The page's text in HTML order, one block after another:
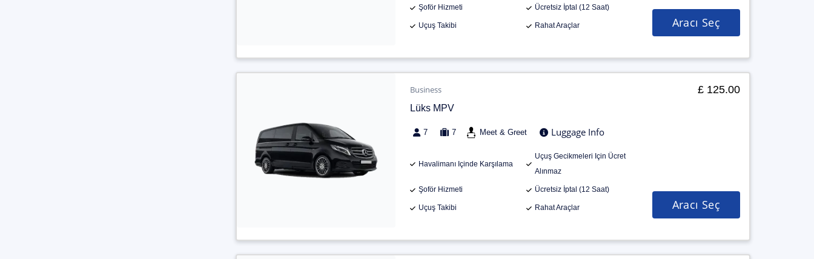
Şoför Hizmeti Ücretsiz İptal (12 Saat)
Uçuş Takibi Rahat Araçlar Aracı Seç
Business
Lüks MPV
7 7 Meet & Greet Luggage Info
Havalimanı Içinde Karşılama
Uçuş Gecikmeleri Için Ücret
Alınmaz
Şoför Hizmeti Ücretsiz İptal (12 Saat)
Uçuş Takibi Rahat Araçlar
£ 125.00
Aracı Seç